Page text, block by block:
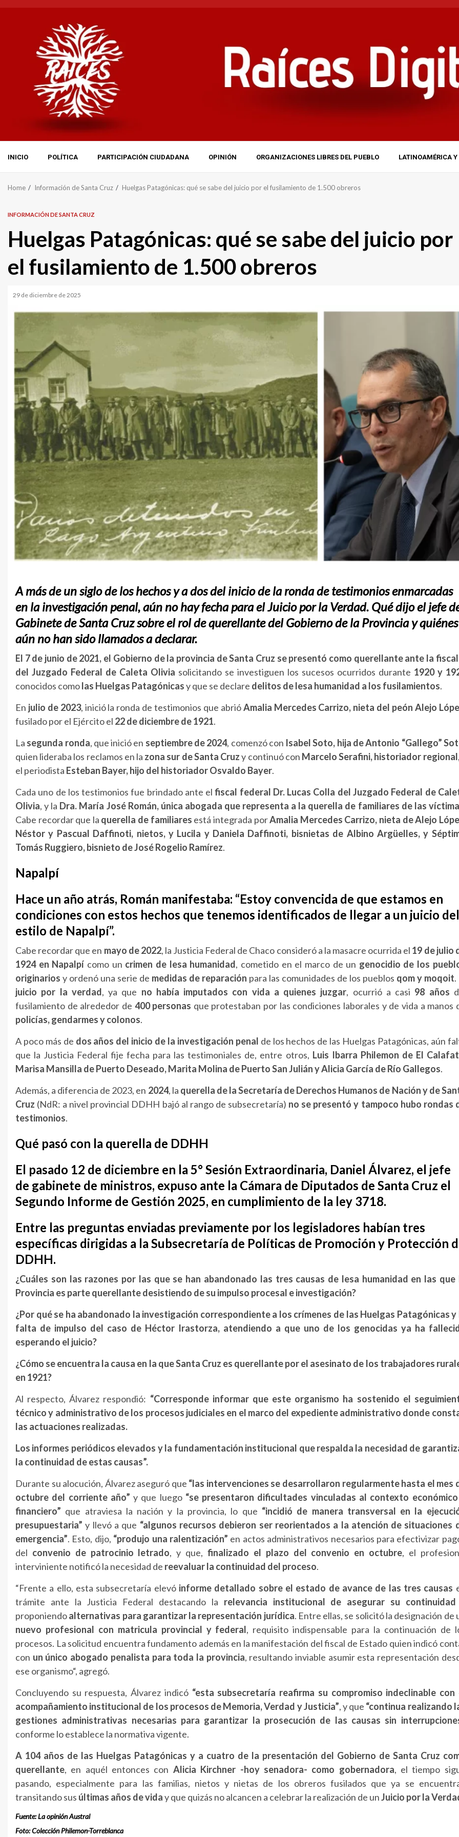
INICIO POLÍTICA PARTICIPACIÓN CIUDADANA OPINIÓN ORGANIZACIONES LIBRES DEL PUEBLO LATINOAMÉRICA Y
Home Información de Santa Cruz Huelgas Patagónicas: qué se sabe del juicio por el fusilamiento de 1.500 obreros
INFORMACIÓN DE SANTA CRUZ
Huelgas Patagónicas: qué se sabe del juicio por
el fusilamiento de 1.500 obreros
29 de diciembre de 2025
A más de un siglo de los hechos y a dos del inicio de la ronda de testimonios enmarcadas
en la investigación penal, aún no hay fecha para el Juicio por la Verdad. Qué dijo el jefe
Gabinete de Santa Cruz sobre el rol de querellante del Gobierno de la Provincia y quiénes
aún no han sido llamados a declarar.
El 7 de junio de 2021, el Gobierno de la provincia de Santa Cruz se presentó como querellante ante la
del Juzgado Federal de Caleta Olivia solicitando se investiguen los sucesos ocurridos durante 1920 y
conocidos comolas Huelgas Patagónicasy que se declare delitos de lesa humanidad a los fusilamientos.
En julio de 2023, inició la ronda de testimonios que abrióAmalia Mercedes Carrizo, nieta del peón Alejo
fusilado por el Ejército el 22 de diciembre de 1921.
La segunda ronda, que inició en septiembre de 2024, comenzó con Isabel Soto, hija de Antonio “Gallego”
quien lideraba los reclamos en la zona sur de Santa Cruzy continuó con Marcelo Serafini, historiador regional
el periodista Esteban Bayer, hijo del historiador Osvaldo Bayer.
Cada uno de los testimonios fue brindado ante elfiscal federal Dr. Lucas Colla del Juzgado Federal de
Olivia, y la Dra. María José Román, única abogada que representa a la querella de familiares de las
Cabe recordar que la querella de familiares está integrada porAmalia Mercedes Carrizo, nieta de Alejo
Néstor y Pascual Daffinoti, nietos, y Lucila y Daniela Daffinoti, bisnietas de Albino Argüelles, y
Tomás Ruggiero, bisnieto de José Rogelio Ramírez.
Napalpí
Hace un año atrás, Román manifestaba: “Estoy convencida de que estamos en
condiciones con estos hechos que tenemos identificados de llegar a un juicio del
estilo de Napalpí”.
Cabe recordar que en mayo de 2022, la Justicia Federal de Chaco consideró a la masacre ocurrida el 19 de julio
1924 en Napalpí como un crimen de lesa humanidad, cometido en el marco de un genocidio de los
originarios y ordenó una serie de medidas de reparación para las comunidades de los pueblos qom y moqoit.
juicio por la verdad, ya que no había imputados con vida a quienes juzgar, ocurrió a casi 98 años
fusilamiento de alrededor de 400 personas que protestaban por las condiciones laborales y de vida a manos
policías, gendarmes y colonos.
A poco más de dos años del inicio de la investigación penal de los hechos de las Huelgas Patagónicas, aún
que la Justicia Federal fije fecha para las testimoniales de, entre otros, Luis Ibarra Philemon de El
Marisa Mansilla de Puerto Deseado, Marita Molina de Puerto San Julián y Alicia García de Río Gallegos.
Además, a diferencia de 2023, en 2024, la querella de la Secretaría de Derechos Humanos de Nación y de
Cruz (NdR: a nivel provincial DDHH bajó al rango de subsecretaría) no se presentó y tampoco hubo rondas
testimonios.
Qué pasó con la querella de DDHH
El pasado 12 de diciembre en la 5° Sesión Extraordinaria, Daniel Álvarez, el jefe
de gabinete de ministros, expuso ante la Cámara de Diputados de Santa Cruz el
Segundo Informe de Gestión 2025, en cumplimiento de la ley 3718.
Entre las preguntas enviadas previamente por los legisladores habían tres
específicas dirigidas a la Subsecretaría de Políticas de Promoción y Protección
DDHH.
¿Cuáles son las razones por las que se han abandonado las tres causas de lesa humanidad en las que
Provincia es parte querellante desistiendo de su impulso procesal e investigación?
¿Por qué se ha abandonado la investigación correspondiente a los crímenes de las Huelgas Patagónicas y
falta de impulso del caso de Héctor Irastorza, atendiendo a que uno de los genocidas ya ha
esperando el juicio?
¿Cómo se encuentra la causa en la que Santa Cruz es querellante por el asesinato de los trabajadores
en 1921?
Al respecto, Álvarez respondió: “Corresponde informar que este organismo ha sostenido el
técnico y administrativo de los procesos judiciales en el marco del expediente administrativo donde
las actuaciones realizadas.
Los informes periódicos elevados y la fundamentación institucional que respalda la necesidad de
la continuidad de estas causas”.
Durante su alocución, Álvarez aseguró que “las intervenciones se desarrollaron regularmente hasta el mes
octubre del corriente año” y que luego “se presentaron dificultades vinculadas al contexto
financiero” que atraviesa la nación y la provincia, lo que “incidió de manera transversal en la
presupuestaria” y llevó a que “algunos recursos debieron ser reorientados a la atención de situaciones
emergencia”. Esto, dijo, “produjo una ralentización” en actos administrativos necesarios para efectivizar
del convenio de patrocinio letrado, y que, finalizado el plazo del convenio en octubre, el
interviniente notificó la necesidad de reevaluar la continuidad del proceso.
“Frente a ello, esta subsecretaría elevó informe detallado sobre el estado de avance de las tres causas
trámite ante la Justicia Federal destacando la relevancia institucional de asegurar su continuidad
proponiendoalternativas para garantizar la representación jurídica. Entre ellas, se solicitó la designación de
nuevo profesional con matricula provincial y federal, requisito indispensable para la continuación de
procesos. La solicitud encuentra fundamento además en la manifestación del fiscal de Estado quien indicó
con un único abogado penalista para toda la provincia, resultando inviable asumir esta representación
ese organismo“, agregó.
Concluyendo su respuesta, Álvarez indicó “esta subsecretaría reafirma su compromiso indeclinable con
acompañamiento institucional de los procesos de Memoria, Verdad y Justicia”, y que “continua realizando
gestiones administrativas necesarias para garantizar la prosecución de las causas sin
conforme lo establece la normativa vigente.
A 104 años de las Huelgas Patagónicas y a cuatro de la presentación del Gobierno de Santa Cruz
querellante, en aquél entonces con Alicia Kirchner -hoy senadora- como gobernadora, el tiempo
pasando, especialmente para las familias, nietos y nietas de los obreros fusilados que ya se
transitando sus últimas años de viday que quizás no alcancen a celebrar la realización de unJuicio por la
Fuente: La opinión Austral
Foto: Colección Philemon-Torreblanca